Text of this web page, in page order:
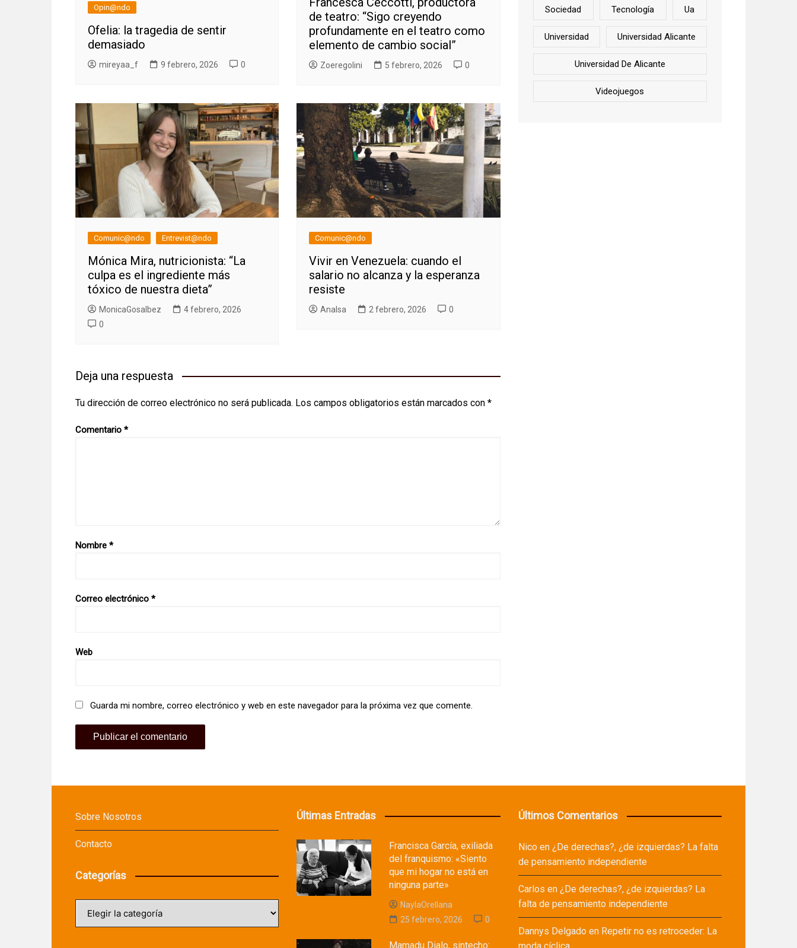
Opin@ndo
Ofelia: la tragedia de sentir
demasiado
mireyaa_f 9 febrero, 2026 0
de teatro: “Sigo creyendo
profundamente en el teatro como
elemento de cambio social”
Zoeregolini 5 febrero, 2026 0
Comunic@ndo Entrevist@ndo
Mónica Mira, nutricionista: “La
culpa es el ingrediente más
tóxico de nuestra dieta”
MonicaGosalbez
4 febrero, 2026
0
Comunic@ndo
Vivir en Venezuela: cuando el
salario no alcanza y la esperanza
resiste
AnaIsa 2 febrero, 2026 0
Deja una respuesta
Tu dirección de correo electrónico no será publicada. Los campos obligatorios están marcados con *
Comentario *
Nombre *
Correo electrónico *
Web
Guarda mi nombre, correo electrónico y web en este navegador para la próxima vez que comente.
Sociedad Tecnología Ua
Universidad Universidad Alicante
Universidad De Alicante
Videojuegos
Sobre Nosotros
Contacto
Categorías
Últimas Entradas
Francisca García, exiliada
del franquismo: «Siento
que mi hogar no está en
ninguna parte»
NaylaOrellana
25 febrero, 2026
0
Mamadu Dialo, sintecho:
Últimos Comentarios
Nicoen ¿De derechas?, ¿de izquierdas? La falta
de pensamiento independiente
Carlos en ¿De derechas?, ¿de izquierdas? La
falta de pensamiento independiente
Dannys Delgadoen Repetir no es retroceder: La